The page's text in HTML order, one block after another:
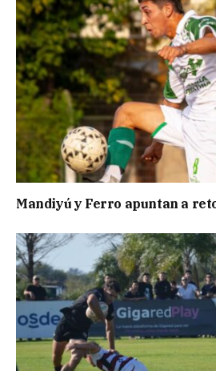
Mandiyú y Ferro apuntan a